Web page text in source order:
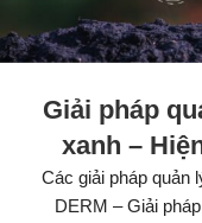
Giải pháp
xanh –
Các giải pháp quản
DERM – Giải